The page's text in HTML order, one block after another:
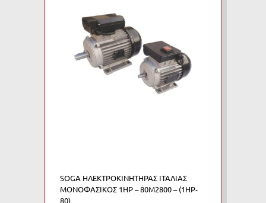
SOGA ΗΛΕΚΤΡΟΚΙΝΗΤΗΡΑΣ ΙΤΑΛΙΑΣ
ΜΟΝΟΦΑΣΙΚΟΣ 1HP – 80M2800 – (1HP-
80)